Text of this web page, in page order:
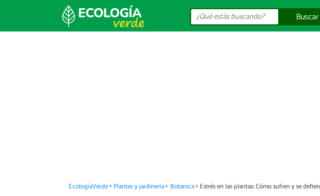
Buscar
EcologíaVerde Plantas y jardinería Botanica Estrés en las plantas: Cómo sufren y se